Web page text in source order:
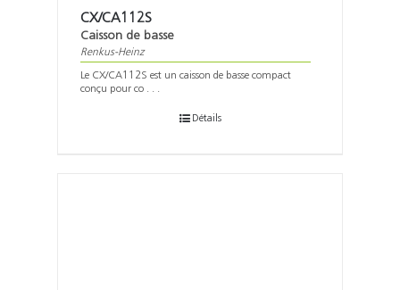
CX/CA112S
Caisson de basse
Renkus-Heinz
Le CX/CA112S est un caisson de basse compact
conçu pour co . . .
Détails